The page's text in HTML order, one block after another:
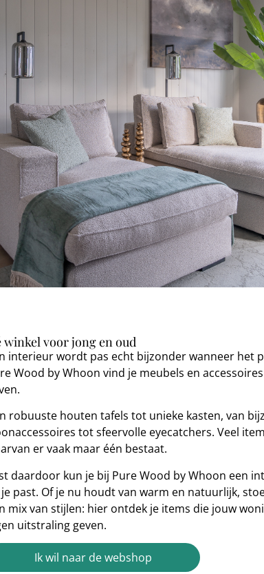
winkel voor jong en oud​
interieur wordt pas echt bijzonder wanneer het
Wood by Whoon vind je meubels en
robuuste houten tafels tot unieke kasten, van
tot sfeervolle eyecatchers. Veel
er vaak maar één bestaat.
daardoor kun je bij Pure Wood by Whoon een
past. Of je nu houdt van warm en natuurlijk,
mix van stijlen: hier ontdek je items die jouw
uitstraling geven.
Ik wil naar de webshop